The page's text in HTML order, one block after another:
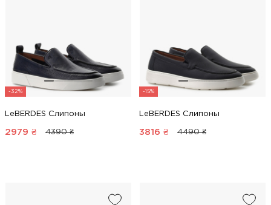
-32%
LeBERDES Слипоны
2979 ₴ 4390 ₴
-15%
LeBERDES Слипоны
3816 ₴ 4490 ₴